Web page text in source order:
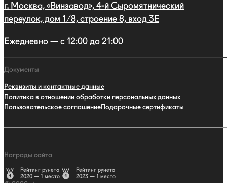
г. Москва, «Винзавод», 4-й Сыромятнический
переулок, дом 1/8, строение 8, вход 3E
Ежедневно — с 12:00 до 21:00
Документы
Реквизиты и контактные данные
Политика в отношении обработки персональных данных
Пользовательское соглашениеПодарочные сертификаты
Награды сайта
Рейтинг рунета
2020 — 1 место
Рейтинг рунета
2023 — 1 место